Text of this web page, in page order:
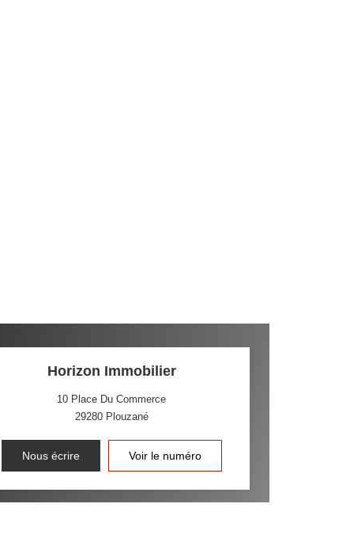
Horizon Immobilier
10 Place Du Commerce
29280 Plouzané
Nous écrire Voir le numéro